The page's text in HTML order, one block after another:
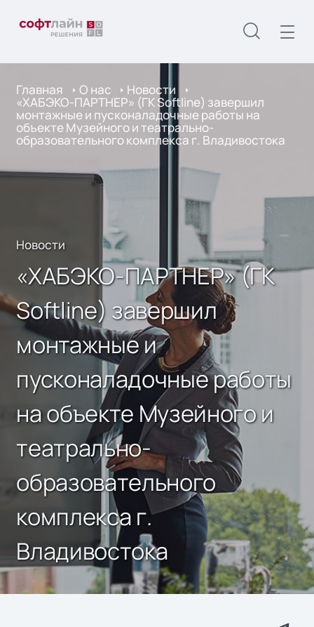
Главная О нас Новости
«ХАБЭКО-ПАРТНЕР» (ГК Softline) завершил
монтажные и пусконаладочные работы на
объекте Музейного и театрально-
образовательного комплекса г. Владивостока
Новости
«ХАБЭКО-ПАРТНЕР» (ГК
Softline) завершил
монтажные и
пусконаладочные работы
на объекте Музейного и
театрально-
образовательного
комплекса г.
Владивостока